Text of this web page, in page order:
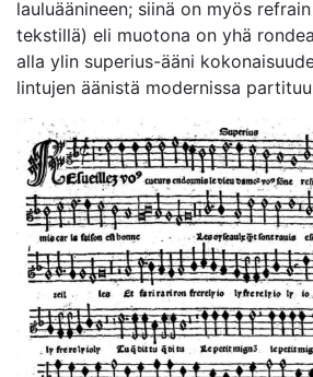
lauluäänineen; siinä on myös
tekstillä) eli muotona on yhä
alla ylin superius-ääni
lintujen äänistä modernissa